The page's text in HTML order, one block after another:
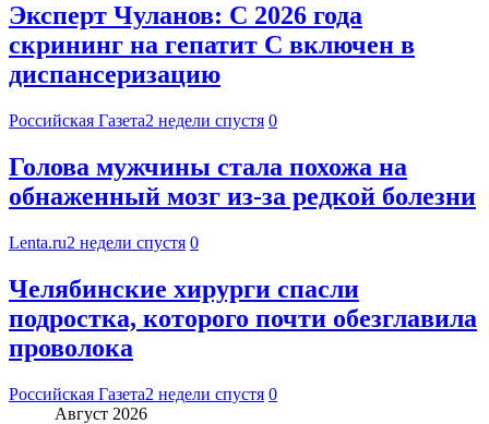
Эксперт Чуланов: С 2026 года
скрининг на гепатит С включен в
диспансеризацию
Российская Газета2 недели спустя 0
Голова мужчины стала похожа на
обнаженный мозг из-за редкой болезни
Lenta.ru2 недели спустя 0
Челябинские хирурги спасли
подростка, которого почти обезглавила
проволока
Российская Газета2 недели спустя 0
Август 2026